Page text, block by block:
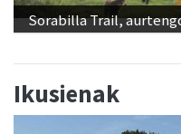
Sorabilla Trail,
Ikusienak